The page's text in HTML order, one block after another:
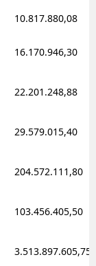
10.817.880,08
16.170.946,30
22.201.248,88
29.579.015,40
204.572.111,80
103.456.405,50
3.513.897.605,75